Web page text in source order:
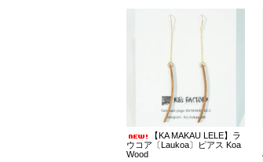
【KA MAKAU LELE】ラ
ウコア〔Laukoa〕ピアス Koa
Wood